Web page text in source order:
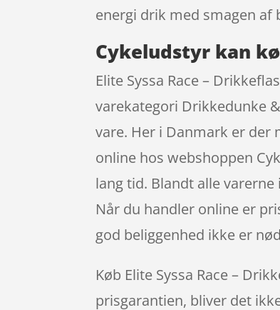
energi drik med smagen af
Cykeludstyr kan
Elite Syssa Race –
varekategori Drikkedunke
vare. Her i Danmark er der
online hos webshoppen
lang tid. Blandt alle
Når du handler online er
god beliggenhed ikke er
Køb Elite Syssa Race –
prisgarantien, bliver det